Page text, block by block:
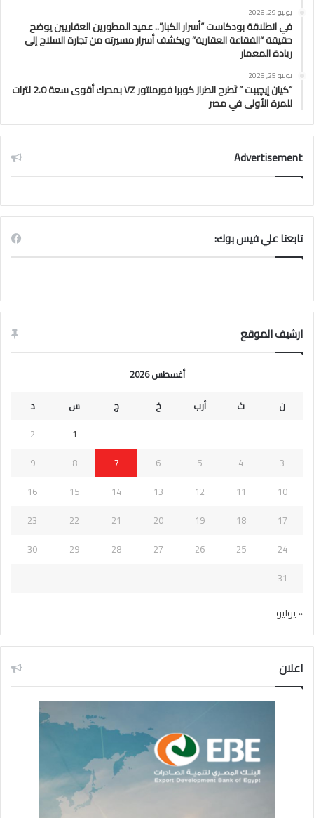
يوليو 29, 2026
في انطلاقة بودكاست “أسرار الكبار”.. عميد المطورين العقاريين يوضح
حقيقة “الفقاعة العقارية” ويكشف أسرار مسيرته من تجارة السلاح إلى
ريادة المعمار
يوليو 25, 2026
“كيان إيچيبت ” تَطرح الطراز كوبرا فورمنتور VZ بمحرك أقوى سعة 2.0 لترات
للمرة الأولى في مصر
Advertisement
تابعنا علي فيس بوك:
ارشيف الموقع
أغسطس 2026
ن
ث أرب خ ج س
د
1
2
3
4
5
6
7
8
9
10
11
12
13
14
15
16
17
18
19
20
21
22
23
24
25
26
27
28
29
30
31
« يوليو
اعلان